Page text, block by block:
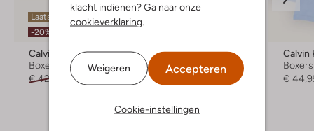
klacht indienen? Ga naar onze
cookieverklaring
Weigeren Accepteren
Cookie-instellingen
Laatste maten
-20%
Calvin Klein Underwear
Boxershort
€ 42,99
€ 33,99
Calvin Klein Underwear
Boxershort
€ 30,99
€